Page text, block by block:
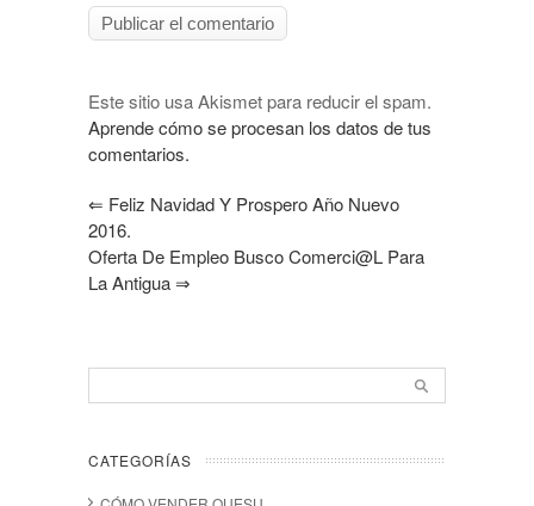
Este sitio usa Akismet para reducir el spam.
Aprende cómo se procesan los datos de tus
comentarios.
⇐ Feliz Navidad Y Prospero Año Nuevo
2016.
Oferta De Empleo Busco Comerci@l Para
La Antigua⇒
CATEGORÍAS